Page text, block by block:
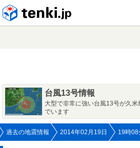
台風13号情報
大型で非常に強い台風13号が久
でいます
過去の地震情報 2014年02月19日 19時08